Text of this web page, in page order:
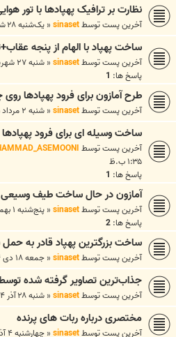
نظارت بر ترافیک پهپادها با تور
آخرین پست توسطsinaset
« یک‌شنبه ۲۸ شهریور ۱۳۹۵, ۸:۳۴ ق.ظ
ساخت پهپاد با الهام از پنجه‌
آخرین پست توسطsinaset
« شنبه ۲۷ شهریور ۱۳۹۵, ۱۰:۲۶ ق.ظ
پاسخ ها: 1
طرح آمازون برای فرود پهپادها
آخرین پست توسطsinaset
« شنبه ۲ مرداد ۱۳۹۵, ۹:۲۹ ق.ظ
ساخت وسیله ای برای فرود
آخرین پست توسط
۱:۳۵ ب.ظ
پاسخ ها: 1
آمازون در حال ساخت طیف وسیعی
آخرین پست توسطsinaset
« پنج‌شنبه ۱ بهمن ۱۳۹۴, ۷:۵۳ ب.ظ
پاسخ ها: 2
ساخت بزرگترین پهپاد قادر به
آخرین پست توسطsinaset
« جمعه ۱۸ دی ۱۳۹۴, ۱۲:۵۸ ب.ظ
جذاب‌ترین تصاویر گرفته شده توسط
آخرین پست توسطsinaset
« شنبه ۲۸ آذر ۱۳۹۴, ۷:۴۳ ب.ظ
مختصری درباره ربات های پرنده
آخرین پست توسطsinaset
« چهارشنبه ۴ آذر ۱۳۹۴, ۸:۱۹ ق.ظ